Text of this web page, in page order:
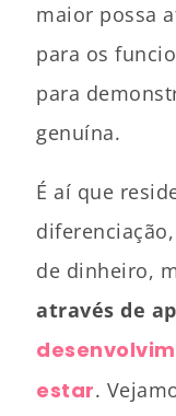
maior possa
para os
para
genuína.
É aí que
de dinheiro,
através de
estar.